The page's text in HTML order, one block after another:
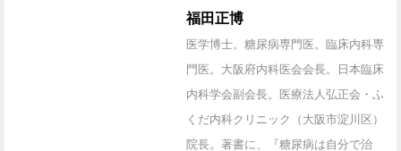
福田正博
医学博士。糖尿病専門医。臨床内科専
門医。大阪府内科医会会長。日本臨床
内科学会副会長。医療法人弘正会・ふ
くだ内科クリニック（大阪市淀川区）
院長。著書に、『糖尿病は自分で治